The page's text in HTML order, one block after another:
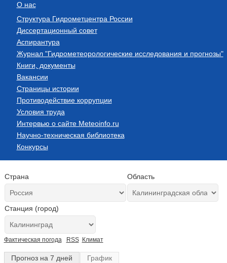
О нас
Структура Гидрометцентра России
Диссертационный совет
Аспирантура
Журнал "Гидрометеорологические исследования и прогнозы"
Книги, документы
Вакансии
Страницы истории
Противодействие коррупции
Условия труда
Интервью о сайте Meteoinfo.ru
Научно-техническая библиотека
Конкурсы
Страна Область
Станция (город)
Фактическая погода RSS Климат
Прогноз на 7 дней График